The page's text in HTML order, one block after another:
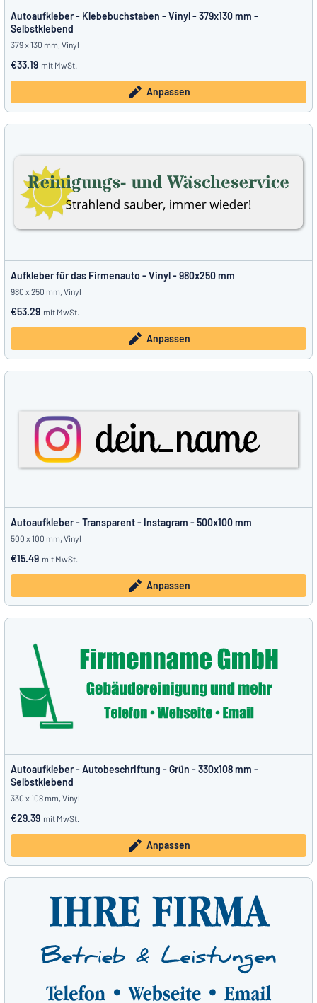
Autoaufkleber - Klebebuchstaben - Vinyl - 379x130 mm -
Selbstklebend
379 x 130 mm, Vinyl
€33.19 mit MwSt.
Anpassen
Aufkleber für das Firmenauto - Vinyl - 980x250 mm
980 x 250 mm, Vinyl
€53.29 mit MwSt.
Anpassen
Autoaufkleber - Transparent - Instagram - 500x100 mm
500 x 100 mm, Vinyl
€15.49 mit MwSt.
Anpassen
Autoaufkleber - Autobeschriftung - Grün - 330x108 mm -
Selbstklebend
330 x 108 mm, Vinyl
€29.39 mit MwSt.
Anpassen